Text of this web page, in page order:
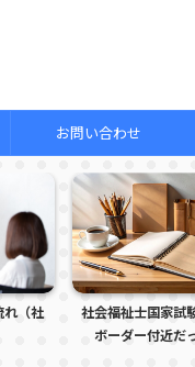
お問い合わせ
の自己採点で
たあなた...
明日は本番
を受ける